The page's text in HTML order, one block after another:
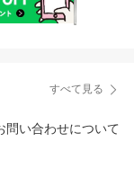
すべて見る
問い合わせについて